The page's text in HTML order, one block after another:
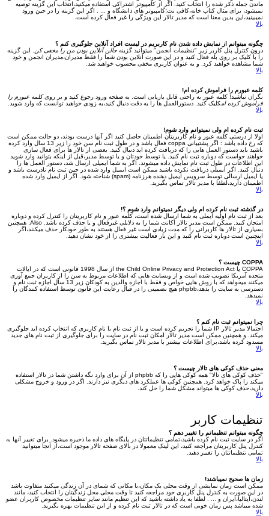
ماندن جمله ذکر شده را انتخاب کنید. اگر از کامپیوتر اشتراکی استفاده میکنید،انتخاب این گزینه توصیه
نمیشود، برای مثال کتاب خانه،کافی نت؛کامپیوتر های دانشگاه و ... . اگر این گزینه را در حین ورود
نمیبینید،این بدین معنا است که مدیر تالار این ویژگی را غیر فعال کرده است.
بالا
چگونه میتوانم از نمایش داده شدن نام کاربریم در لیست افراد آنلاین جلوگیری کنم ؟
درون کنترل پنل کاربر زیر "تنظیمات انجمن" میتوانید گزینه حالن آنلاین بودن من را مخفی کن . این گزینه
را با کلیک بر روی بله فعال کنید و در این صورت آنلاین بودن شما را فقط مدیران،مدیران انجمن و خود
شما مشاهده خواهید کرد. و به عنوان کاربری مخفی محسوب خواهید شد.
بالا
کلمه عبورم را فراموش کرده ام!
نگران نباشید! کلمه عبور به راحتی قابل بازیابی است. به صفحه ورود رجوع کنید و بر رویکلمه عبورم را
فراموش کرده امکلیک کنید. دستورالعمل ها را به دقت دنبال کنید،به زودی خواهید توانست که وارد شوید.
بالا
ثبت نام کرده ام ولی نمیتوانم وارد شوم!
اولا از درستی کلمه عبور و نام کاربریتان اطمینان حاصل کنید اگر آنها درست بودند، دو حالت ممکن است
که رخ داده باشد : اگر پشتیبانی coppa فعال باشد و در طول ثبت نام سن خود را زیر 13 سال وارد کرده
باشید باید دستور العمل هایی را که دریافت کرده اید دنبال کنید. بعضی از تالار ها برای فعال سازی
خواهند خواست که دوباره ثبت نام کنید. یا توسط خودتان و یا توسط مدیر،قبل از اینکه بتوانید وارد شوید
این اطلاعات در طول ثبت نام نمایش داده میشوند. اگر به شما ایمیلی ارسال شد، دستور العمل ها را
دنبال کنید. اگر ایمیلی دریافت نکرده باشید ممکن است ایمیل وارد شده در حین ثبت نام نادرست باشد و
یا ایمیل ارسالی توسط سرویس ایمیل دهنده هرزنامه (spam) شناخته شود. اگر از ایمیل وارد شده
اطمینان دارید،لطفا با مدیر تالار تماس بگیرید.
بالا
در گذشته ثبت نام کرده ام ولی دیگر نمیتوانم وارد شوم ؟!
بعد از ثبت نام اولیه ایملی به شما ارسال شده است، کلمه عبور و نام کاربریتان را کنترل کرده و دوباره
امتحان کنید. ممکن است مدیر تالار اکانت شما را به دلایلی غیرفعال و یا حذف کرده باشد. Also, همچنین
بسیاری از تالار ها کاربرانی را که مدت زیادی است غیر فعال هستند به طور خودکار حذف میکنند،اگر
اینچنین است دوباره ثبت نام کنید و این بار فعالیت بیشتری را از خود نشان دهید.
بالا
COPPA چیست ؟
COPPA یا the Child Online Privacy and Protection Act از سال 1998 قانونی است که در ایالات
متحده آمریکا تصویب شده است و از وبسایت هایی که اطلاعات مربوط به سن را از کاربران جمع آوری
میکنند میخواهد که با روش هایی خواص و فقط با اجازه والدین به کودکان زیر 13 سال اجازه ثبت نام و
دسترسی به سایت را بدهد،phpbb هیچ نضمینی را در قبال رعایت این قانون توسط استفاده کنندگان را
نمیدهد.
بالا
چرا نمیتوانم ثبت نام کنم ؟
احتمالا مدیر تالار IP شما را تحریم کرده است و یا از ثبت نام با نام کاربری که انتخاب کرده اید جلوگیری
میکند. و همچنین ممکن است مدیر تالار امکان ثبت نام در سایت را برای جلوگیری از ثبت نام های جدید
مسدود کرده باشد،برای اطلاعات بیشتر با مدیر تالار تماس بگیرید.
بالا
معنی حذف کوکی های تالار چیست ؟
"حذف کوکی های تالا" همه کوکی هایی را که phpbb از آن برای وارد نگه داشتن شما در تالار استفاده
میکند را پاک خواهد کرد. همچنین کوکی ها عملکرد های دیگری نیز دارند. اگر در ورود و خروج مشکلی
دارید،حذف کوکی ها میتواند مشکل شما را حل کند.
بالا
تنظیمات کاربر
چگونه میتوانم تنظیماتم را تغییر دهم ؟
اگر در سایت ثبت نام کرده باشید،تمامی تنظیماتتان در پایگاه های داده ما ذخیره میشود. برای تغییر آنها به
کنترل پنل کاربریتان مراجعه کنید، این لینک معمولا در بالای صفحه تالار موجود است،از آنجا میتوانید
تمامی تنظیماتتان را تغییر دهید.
بالا
زمان ها صحیح نمیباشند!
ممکن است زمان نمایشی از وقت محلی یک مکان،با مکانی که شمای در آن زندگی میکنید متفاوت باشد
در این صورت به کنترل پنل کاربری خود مراجعه کنید تا وقت محلی محل زندگیتان را انتخاب کنید، مانند
لندن،ایتالیا،ایران و ... . لطفا به یاد داشته باشید که این تنظیم مانند سایر تنظیمات مخصوص کاربران عضو
شده میباشد پس زمان خوبی است که در تالار ثبت نام کرده و از این تنظیمات بهره بگیرید.
بالا